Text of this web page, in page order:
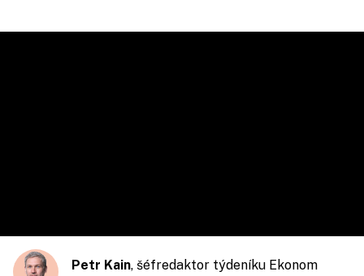
Petr Kain, šéfredaktor týdeníku Ekonom